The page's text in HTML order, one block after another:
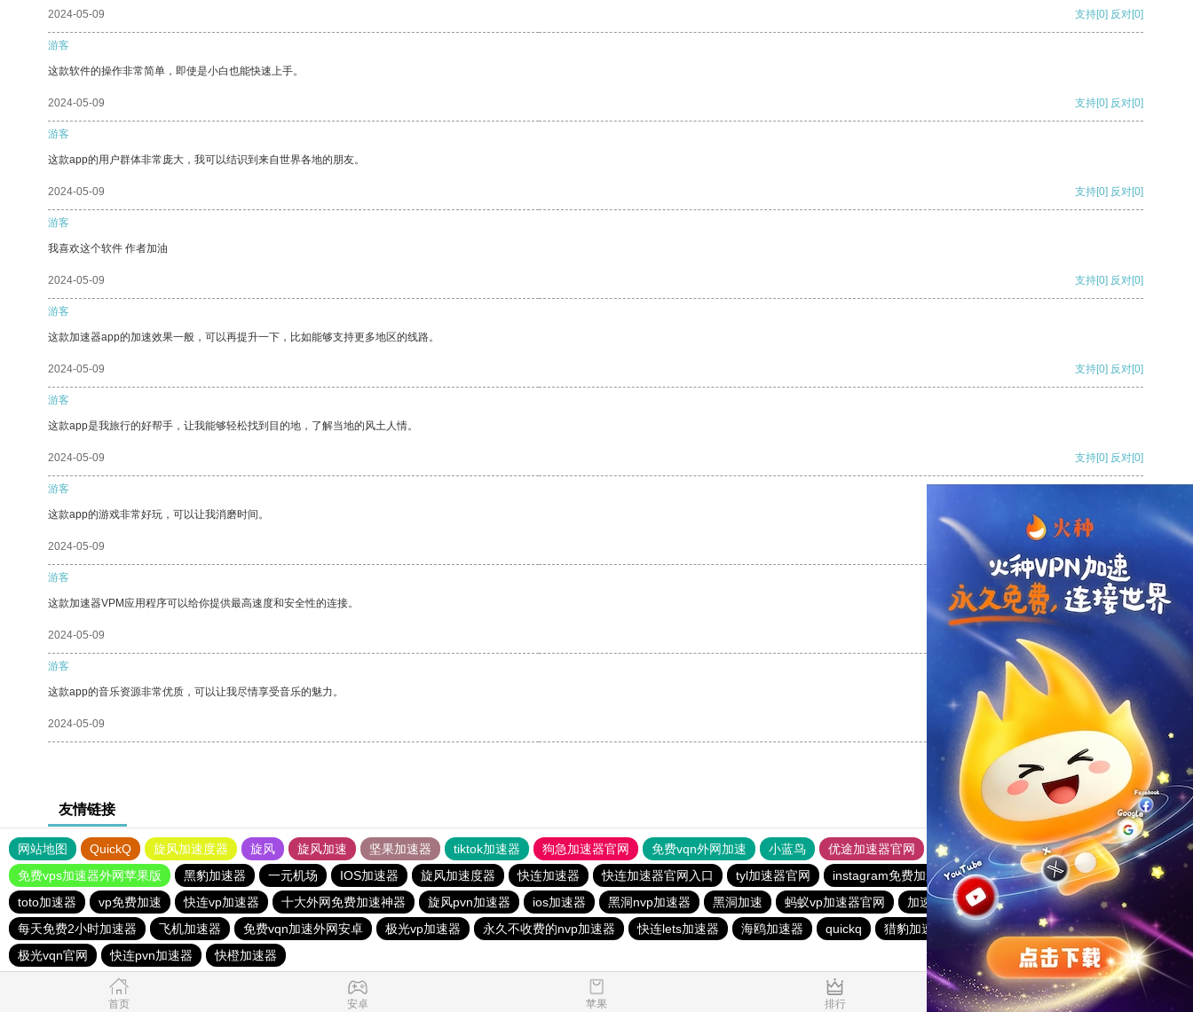
2024-05-09 支持[0] 反对[0]
游客
这款软件的操作非常简单，即使是小白也能快速上手。
2024-05-09 支持[0] 反对[0]
游客
这款app的用户群体非常庞大，我可以结识到来自世界各地的朋友。
2024-05-09 支持[0] 反对[0]
游客
我喜欢这个软件 作者加油
2024-05-09 支持[0] 反对[0]
游客
这款加速器app的加速效果一般，可以再提升一下，比如能够支持更多地区的线路。
2024-05-09 支持[0] 反对[0]
游客
这款app是我旅行的好帮手，让我能够轻松找到目的地，了解当地的风土人情。
2024-05-09 支持[0] 反对[0]
游客
这款app的游戏非常好玩，可以让我消磨时间。
2024-05-09
游客
这款加速器VPM应用程序可以给你提供最高速度和安全性的连接。
2024-05-09 反对
游客
这款app的音乐资源非常优质，可以让我尽情享受音乐的魅力。
2024-05-09 反对[0]
友情链接
网站地图 QuickQ 旋风加速度器 旋风 旋风加速 坚果加速器 tiktok加速器 狗急加速器官网 免费vqn外网加速 小蓝鸟 优途加速器官网 风驰加速器 旋风加速器
八戒看书
免费vps加速器外网苹果版
黑豹加速器 一元机场 IOS加速器 旋风加速度器 快连加速器 快连加速器官网入口 tyl加速器官网 instagram免费加速器 目标下载站
免费vqn加速2023
toto加速器
vp免费加速 快连vp加速器 十大外网免费加速神器 旋风pvn加速器 ios加速器 黑洞nvp加速器 黑洞加速 蚂蚁vp加速器官网 加速器试用一天
旋风加速度器
每天免费2小时加速器
飞机加速器 免费vqn加速外网安卓 极光vp加速器 永久不收费的nvp加速器 快连lets加速器 海鸥加速器 quickq 猎豹加速器 quickq
旋风nvp加速器
极光vqn官网
快连pvn加速器 快橙加速器
首页 安卓 苹果 排行 推荐